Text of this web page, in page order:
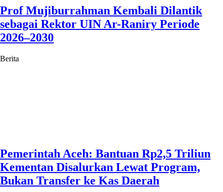
Prof Mujiburrahman Kembali Dilantik
sebagai Rektor UIN Ar-Raniry Periode
2026–2030
Berita
Pemerintah Aceh: Bantuan Rp2,5 Triliun
Kementan Disalurkan Lewat Program,
Bukan Transfer ke Kas Daerah